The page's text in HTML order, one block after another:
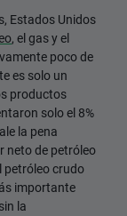
Estados Unidos
, el gas y el
poco de
es solo un
productos
solo el 8%
la pena
neto de petróleo
petróleo crudo
importante
la